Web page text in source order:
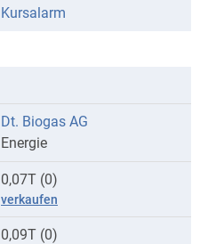
Kursalarm
Dt. Biogas AG
Energie
0,07T (0)
verkaufen
0,09T (0)